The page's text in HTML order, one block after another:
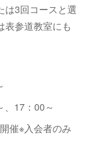
は3回コースと選
表参道教室にも
、17：00～
催※入会者のみ